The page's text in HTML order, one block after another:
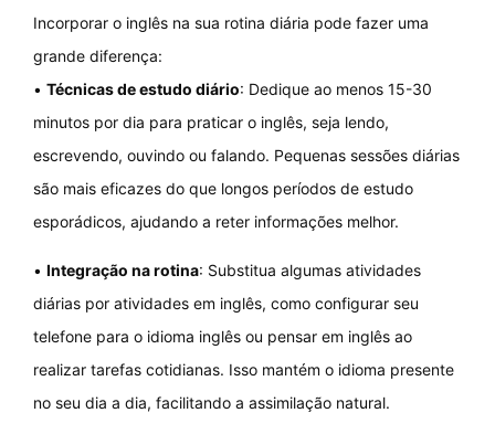
Incorporar o inglês na sua rotina diária pode fazer uma
grande diferença:
• Técnicas de estudo diário: Dedique ao menos 15-30
minutos por dia para praticar o inglês, seja lendo,
escrevendo, ouvindo ou falando. Pequenas sessões diárias
são mais eficazes do que longos períodos de estudo
esporádicos, ajudando a reter informações melhor.
• Integração na rotina: Substitua algumas atividades
diárias por atividades em inglês, como configurar seu
telefone para o idioma inglês ou pensar em inglês ao
realizar tarefas cotidianas. Isso mantém o idioma presente
no seu dia a dia, facilitando a assimilação natural.